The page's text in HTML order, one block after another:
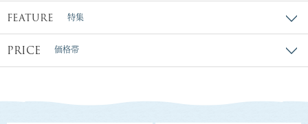
FEATURE 特集
PRICE 価格帯